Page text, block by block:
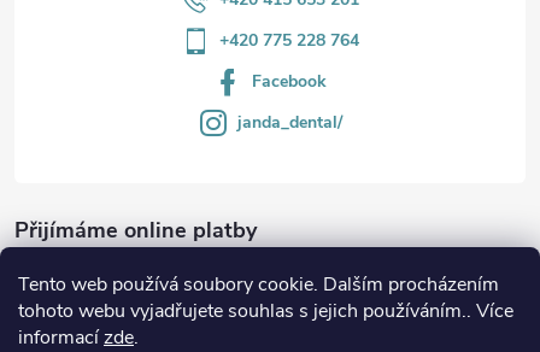
Tento web používá soubory cookie. Dalším procházením
tohoto webu vyjadřujete souhlas s jejich používáním.. Více
informacízde.
+420 775 228 764
Facebook
janda_dental/
Přijímáme online platby